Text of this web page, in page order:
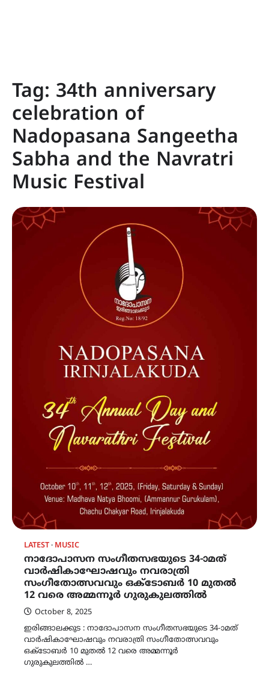
Tag: 34th anniversary
celebration of
Nadopasana Sangeetha
Sabha and the Navratri
Music Festival
LATEST MUSIC
നാദോപാസന സംഗീതസഭയുടെ 34-ാമത്
വാർഷികാഘോഷവും നവരാത്രി
സംഗീതോത്സവവും ഒക്ടോബർ 10 മുതൽ
12 വരെ അമ്മന്നൂർ ഗുരുകുലത്തിൽ
October 8, 2025
ഇരിങ്ങാലക്കുട : നാദോപാസന സംഗീതസഭയുടെ 34-ാമത്
വാർഷികാഘോഷവും നവരാത്രി സംഗീതോത്സവവും
ഒക്ടോബർ 10 മുതൽ 12 വരെ അമ്മന്നൂർ
ഗുരുകുലത്തിൽ …